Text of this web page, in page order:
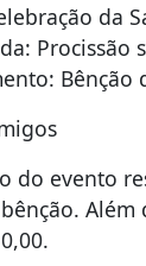
da
do evento